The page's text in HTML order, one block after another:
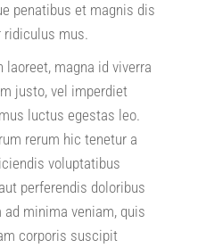
penatibus et magnis dis
ridiculus mus.
laoreet, magna id viverra
justo,vel imperdiet
luctus egestas leo.
rerum hic tenetur a
voluptatibus
perferendis doloribus
ad minima veniam, quis
corporis suscipit